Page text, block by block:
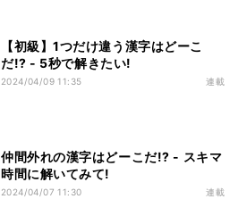
【初級】1つだけ違う漢字はどーこ
だ!? - 5秒で解きたい!
2024/04/09 11:35 連載
仲間外れの漢字はどーこだ!? - スキマ
時間に解いてみて!
2024/04/07 11:30 連載